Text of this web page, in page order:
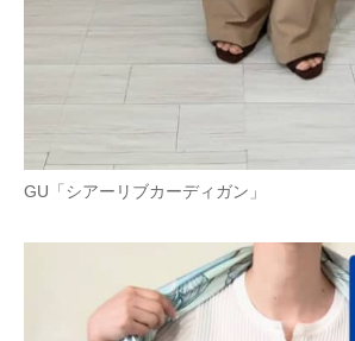
GU「シアーリブカーディガン」